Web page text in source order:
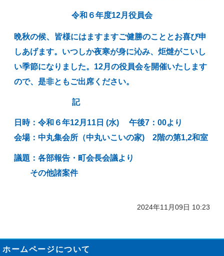
令和６年度12月役員会
晩秋の候、
皆様にはますますご健勝のこととお喜び申
しあげます。いつしか夜寒が身に沁み、炬燵がこいし
い季節になりました。12月の役員会を開催いたします
ので、是非ともご出席ください。
記
日時：令和６年12月11日 (水) 午後7：00より
会場：中丸集会所（中丸いこいの家) 2階の第1,2和室
議題：各部報告・町会長会議より
その他諸案件
2024年11月09日 10:23
ホームページについて